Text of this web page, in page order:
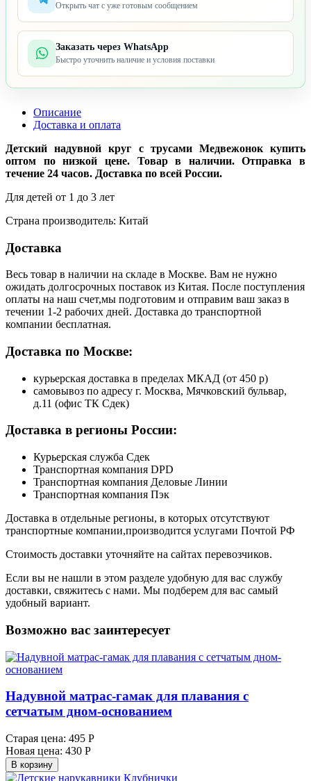
Открыть чат с уже готовым сообщением
Заказать через WhatsApp
Быстро уточнить наличие и условия поставки
Описание
Доставка и оплата
Детский надувной круг с трусами Медвежонок купить
оптом по низкой цене. Товар в наличии. Отправка в
течение 24 часов. Доставка по всей России.
Для детей от 1 до 3 лет
Страна производитель: Китай
Доставка
Весь товар в наличии на складе в Москве. Вам не нужно
ожидать долгосрочных поставок из Китая. После поступления
оплаты на наш счет,мы подготовим и отправим ваш заказ в
течении 1-2 рабочих дней. Доставка до транспортной
компании бесплатная.
Доставка по Москве:
курьерская доставка в пределах МКАД (от 450 р)
самовывоз по адресу г. Москва, Мячковский бульвар,
д.11 (офис ТК Сдек)
Доставка в регионы России:
Курьерская служба Сдек
Транспортная компания DPD
Транспортная компания Деловые Линии
Транспортная компания Пэк
Доставка в отдельные регионы, в которых отсутствуют
транспортные компании,производится услугами Почтой РФ
Стоимость доставки уточняйте на сайтах перевозчиков.
Если вы не нашли в этом разделе удобную для вас службу
доставки, свяжитесь с нами. Мы подберем для вас самый
удобный вариант.
Возможно вас заинтересует
Надувной матрас-гамак для плавания с
сетчатым дном-основанием
Старая цена: 495 Р
Новая цена: 430 Р
В корзину